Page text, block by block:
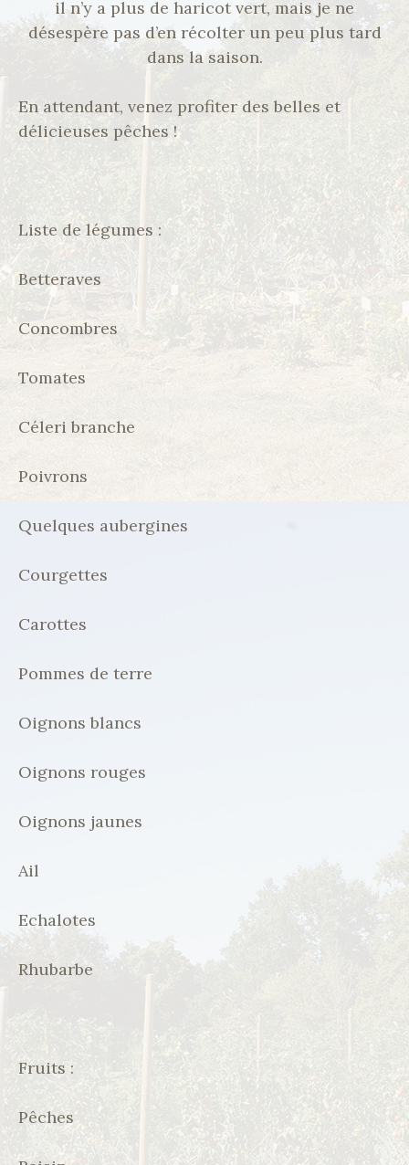
il n’y a plus de haricot vert, mais je ne
désespère pas d’en récolter un peu plus tard
dans la saison.
En attendant, venez profiter des belles et
délicieuses pêches !
Liste de légumes :
Betteraves
Concombres
Tomates
Céleri branche
Poivrons
Quelques aubergines
Courgettes
Carottes
Pommes de terre
Oignons blancs
Oignons rouges
Oignons jaunes
Ail
Echalotes
Rhubarbe
Fruits :
Pêches